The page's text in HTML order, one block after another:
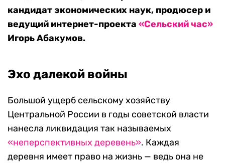
кандидат экономических наук, продюсер и
ведущий интернет-проекта «Сельский час»
Игорь Абакумов.
Эхо далекой войны
Большой ущерб сельскому хозяйству
Центральной России в годы советской власти
нанесла ликвидация так называемых
«неперспективных деревень». Каждая
деревня имеет право на жизнь — ведь она не